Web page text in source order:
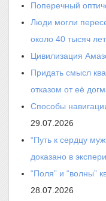
Поперечный
Люди могли
около 40 тысяч
Цивилизация
Придать смысл
отказом от её
Способы
29.07.2026
“Путь к сердцу
доказано в
“Поля” и “волны”
28.07.2026